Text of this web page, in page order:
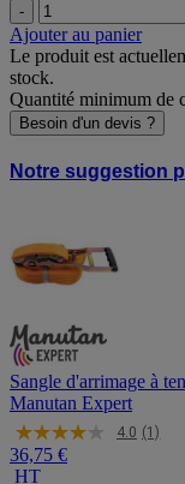
-
Ajouter au panier
Le produit est
stock.
Quantité minimum de
Besoin d'un devis ?
Notre suggestion
Sangle d'arrimage à
Manutan Expert
4.0 (1)
36,75 €
HT